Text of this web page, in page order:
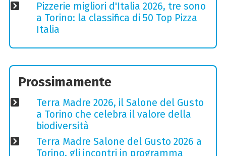
Pizzerie migliori d'Italia 2026, tre sono
a Torino: la classifica di 50 Top Pizza
Italia
Prossimamente
Terra Madre 2026, il Salone del Gusto
a Torino che celebra il valore della
biodiversità
Terra Madre Salone del Gusto 2026 a
Torino, gli incontri in programma